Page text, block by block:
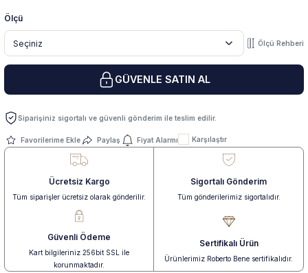
Ölçü
Ölçü Rehberi
GÜVENLE SATIN AL
Siparişiniz sigortalı ve güvenli gönderim ile teslim edilir.
Paylaş Fiyat Alarmı Karşılaştır
Ücretsiz Kargo
Tüm siparişler ücretsiz olarak gönderilir.
Sigortalı Gönderim
Tüm gönderilerimiz sigortalıdır.
Güvenli Ödeme
Kart bilgileriniz 256bit SSL ile
korunmaktadır.
Sertifikalı Ürün
Ürünlerimiz Roberto Bene sertifikalıdır.